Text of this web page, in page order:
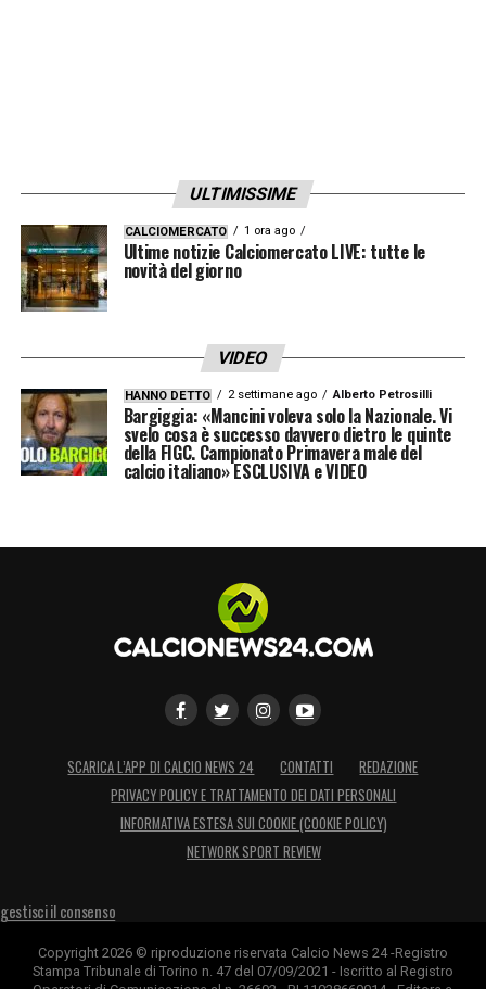
continua a costruire una rosa competitiva
con profili giovani e di qualità.
LA PLAYLIST DELLE NOSTRE TOP NEWS
ULTIMISSIME
CALCIOMERCATO 1 ora ago
Ultime notizie Calciomercato LIVE: tutte le
novità del giorno
VIDEO
HANNO DETTO 2 settimane ago Alberto Petrosilli
Bargiggia: «Mancini voleva solo la Nazionale. Vi
svelo cosa è successo davvero dietro le quinte
della FIGC. Campionato Primavera male del
calcio italiano» ESCLUSIVA e VIDEO
SCARICA L’APP DI CALCIO NEWS 24 CONTATTI
REDAZIONE
PRIVACY POLICY E TRATTAMENTO DEI DATI PERSONALI
INFORMATIVA ESTESA SUI COOKIE (COOKIE POLICY)
NETWORK SPORT REVIEW
gestisci il consenso
Copyright 2026 © riproduzione riservata Calcio News 24 -Registro
Stampa Tribunale di Torino n. 47 del 07/09/2021 - Iscritto al Registro